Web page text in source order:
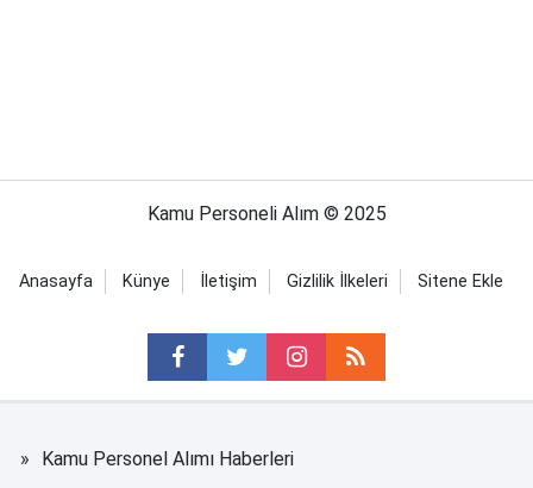
Kamu Personeli Alım © 2025
Anasayfa Künye İletişim Gizlilik İlkeleri Sitene Ekle
Kamu Personel Alımı Haberleri